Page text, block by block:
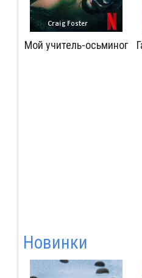
Мой учитель-осьминог
Новинки